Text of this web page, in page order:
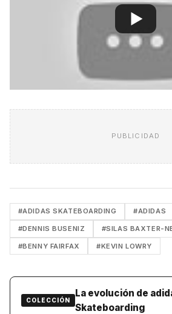
PUBLICIDAD
#ADIDAS SKATEBOARDING #ADIDAS
#DENNIS BUSENIZ #SILAS BAXTER-
#BENNY FAIRFAX #KEVIN LOWRY
COLECCIÓN
La evolución de
Skateboarding